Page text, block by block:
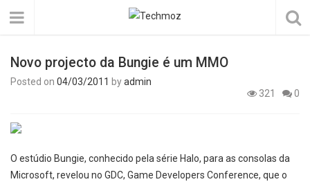
Novo projecto da Bungie é um MMO
Posted on 04/03/2011 byadmin
321
0
O estúdio Bungie, conhecido pela série Halo, para as consolas da
Microsoft, revelou no GDC, Game Developers Conference, que o